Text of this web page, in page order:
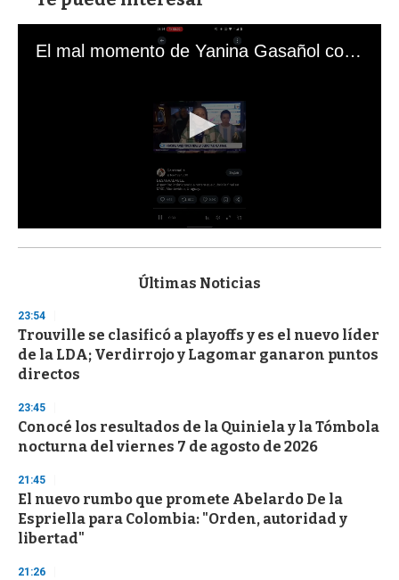
El mal momento de Yanina Gasañol con un hincha argentino en "Subrayado"
s
d
s
o
f
3
s
e
c
o
d
s
Últimas Noticias
23:54
Trouville se clasificó a playoffs y es el nuevo líder
de la LDA; Verdirrojo y Lagomar ganaron puntos
directos
23:45
Conocé los resultados de la Quiniela y la Tómbola
nocturna del viernes 7 de agosto de 2026
21:45
El nuevo rumbo que promete Abelardo De la
Espriella para Colombia: "Orden, autoridad y
libertad"
21:26